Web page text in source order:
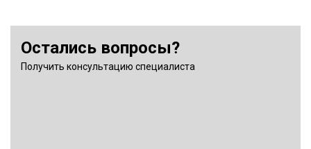
Остались вопросы?
Получить консультацию специалиста